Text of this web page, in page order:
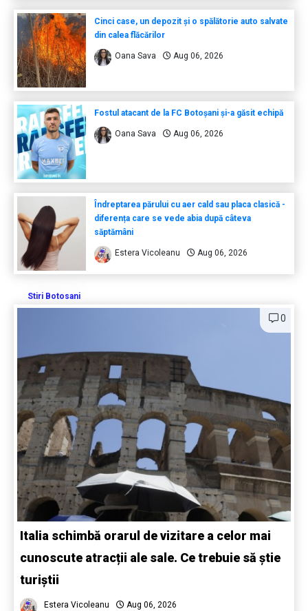
Cinci case, un depozit și o spălătorie auto salvate
din calea flăcărilor
Oana Sava Aug 06, 2026
Fostul atacant de la FC Botoșani și-a găsit echipă
Oana Sava Aug 06, 2026
Îndreptarea părului cu aer cald sau placa clasică -
diferența care se vede abia după câteva
săptămâni
Estera Vicoleanu Aug 06, 2026
Stiri Botosani
0
Italia schimbă orarul de vizitare a celor mai
cunoscute atracții ale sale. Ce trebuie să știe
turiștii
Estera Vicoleanu Aug 06, 2026